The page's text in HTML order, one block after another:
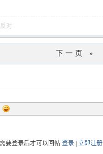
反对
下一页 »
要登录后才可以回帖 登录| 立即注册